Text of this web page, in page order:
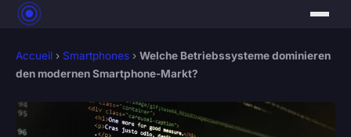
Accueil › Smartphones › Welche Betriebssysteme dominieren
den modernen Smartphone-Markt?